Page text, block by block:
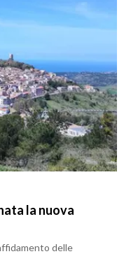
la nuova
delle